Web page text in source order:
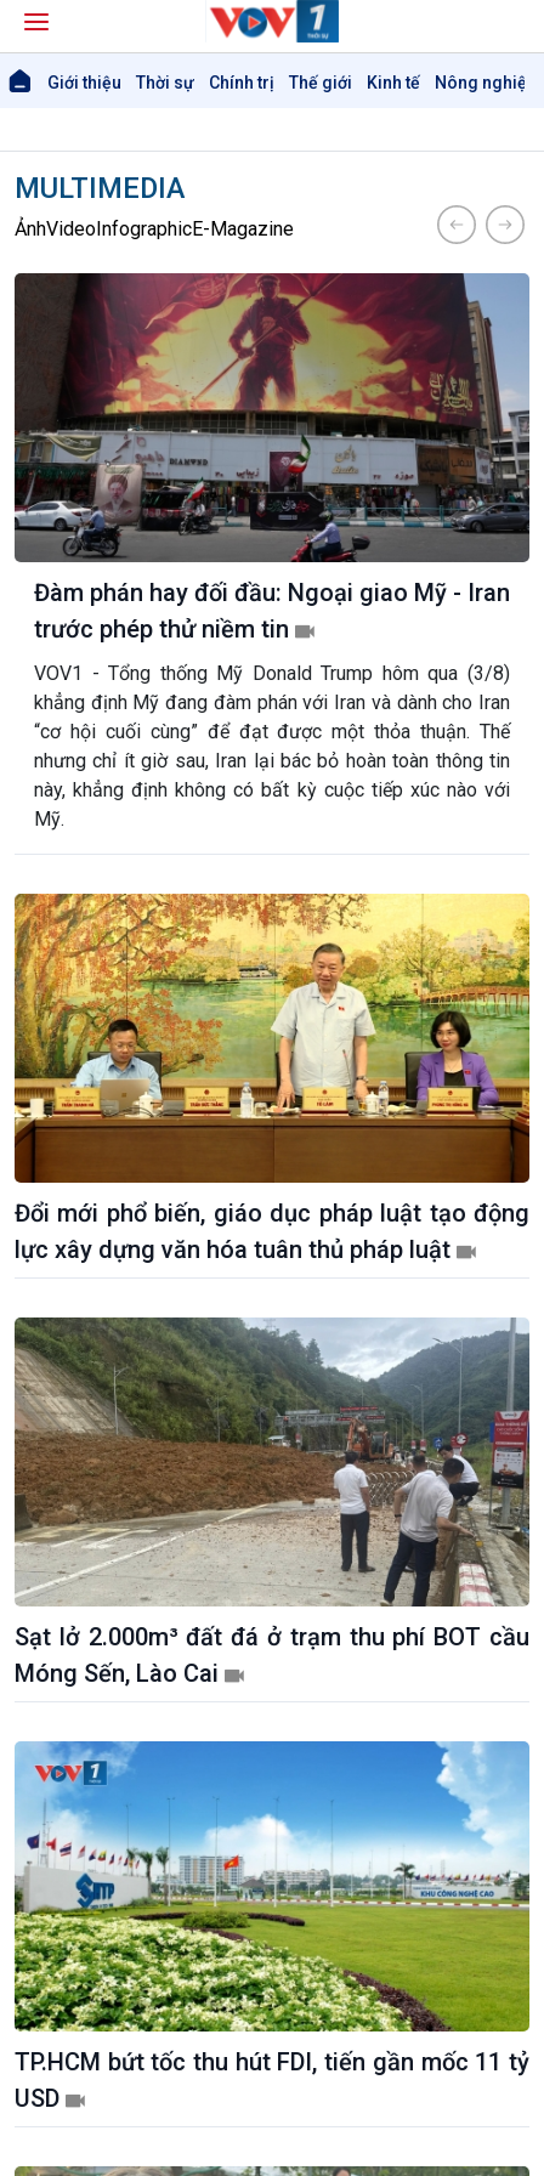
Giới thiệu Thời sự Chính trị Thế giới Kinh tế Nông nghiệp
Giới thiệu
Thời sự
Thời sự 6h
Thời sự 12h
Thời sự 18h
Thời sự 21h30
Bản tin
Chuyên mục
Theo dòng Thời sự
MULTIMEDIA
ẢnhVideoInfographicE-Magazine
Đàm phán hay đối đầu: Ngoại giao Mỹ - Iran
trước phép thử niềm tin
VOV1 - Tổng thống Mỹ Donald Trump hôm qua (3/8)
khẳng định Mỹ đang đàm phán với Iran và dành cho Iran
“cơ hội cuối cùng” để đạt được một thỏa thuận. Thế
nhưng chỉ ít giờ sau, Iran lại bác bỏ hoàn toàn thông tin
này, khẳng định không có bất kỳ cuộc tiếp xúc nào với
Mỹ.
Đổi mới phổ biến, giáo dục pháp luật tạo động
lực xây dựng văn hóa tuân thủ pháp luật
Sạt lở 2.000m³ đất đá ở trạm thu phí BOT cầu
Móng Sến, Lào Cai
TP.HCM bứt tốc thu hút FDI, tiến gần mốc 11 tỷ
USD